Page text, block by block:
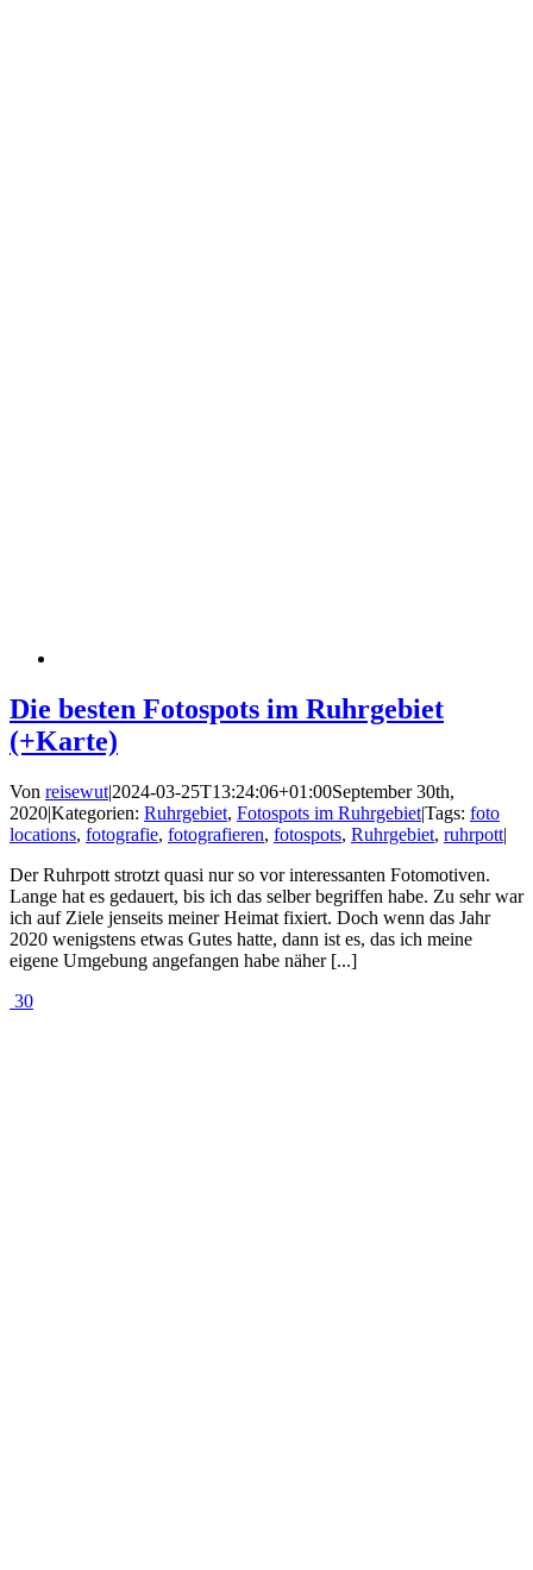
Die besten Fotospots im Ruhrgebiet
(+Karte)
Von reisewut|2024-03-25T13:24:06+01:00September 30th,
2020|Kategorien: Ruhrgebiet, Fotospots im Ruhrgebiet|Tags: foto
locations, fotografie, fotografieren, fotospots, Ruhrgebiet, ruhrpott|
Der Ruhrpott strotzt quasi nur so vor interessanten Fotomotiven.
Lange hat es gedauert, bis ich das selber begriffen habe. Zu sehr war
ich auf Ziele jenseits meiner Heimat fixiert. Doch wenn das Jahr
2020 wenigstens etwas Gutes hatte, dann ist es, das ich meine
eigene Umgebung angefangen habe näher [...]
30